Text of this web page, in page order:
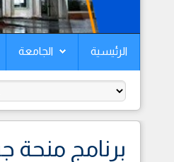
الرئيسية الجامعة